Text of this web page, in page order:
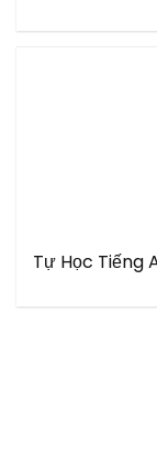
Tự Học Tiếng